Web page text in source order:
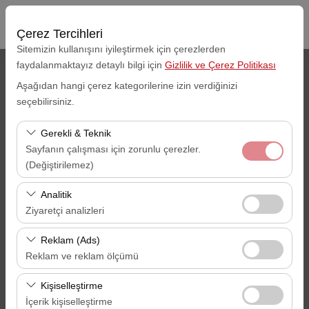
Çerez Tercihleri
Sitemizin kullanışını iyileştirmek için çerezlerden
faydalanmaktayız detaylı bilgi için Gizlilik ve Çerez Politikası
Aşağıdan hangi çerez kategorilerine izin verdiğinizi
seçebilirsiniz.
Gerekli & Teknik
Sayfanın çalışması için zorunlu çerezler.
(Değiştirilemez)
Bu çerezler sitenin doğru şekilde çalışması, güvenlik,
oturum yönetimi ve temel işlevler için gereklidir. Devre
dışı bırakılamaz.
Analitik
Ziyaretçi analizleri
Bu çerezler, sitemizin nasıl kullanıldığını (ziyaretçi sayısı,
en çok ziyaret edilen sayfalar, kullanıcı davranışları)
analiz etmemizi sağlar. Bu veriler, web sitesi
performansını ölçmek ve kullanıcı deneyimini sürekli
iyileştirmek için kullanılır.
Reklam (Ads)
Reklam ve reklam ölçümü
Bu çerezler, size ilgi alanlarınıza uygun kişiselleştirilmiş
reklamlar göstermemize ve reklam kampanyalarımızın
Kişiselleştirme
İçerik kişiselleştirme
Araç Alış Yeri
Gaziantep Havalimanı -GZT
Alış Tarihi
İade Tarihi